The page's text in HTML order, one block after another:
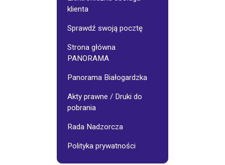
klienta
Sprawdź swoją pocztę
Strona główna
PANORAMA
Panorama Białogardzka
Akty prawne / Druki do
pobrania
Rada Nadzorcza
Polityka prywatności